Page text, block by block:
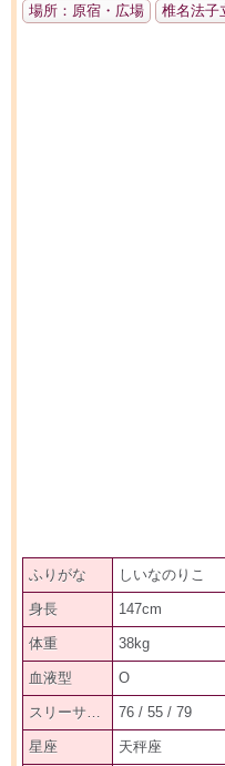
場所：原宿・広場 椎名法子
ふりがな しいなのりこ
身長 147cm
体重 38kg
血液型 O
76 / 55 / 79
星座 天秤座